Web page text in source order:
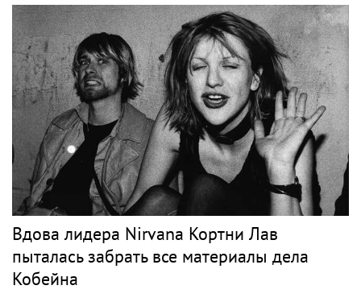
Вдова лидера Nirvana Кортни Лав
пыталась забрать все материалы дела
Кобейна